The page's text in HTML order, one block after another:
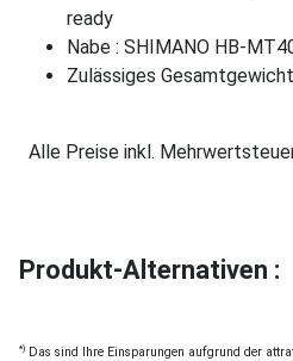
ready
Nabe : SHIMANO HB-
Zulässiges
Alle Preise inkl.
Produkt-Alternativen :
*) Das sind Ihre Einsparungen aufgrund der